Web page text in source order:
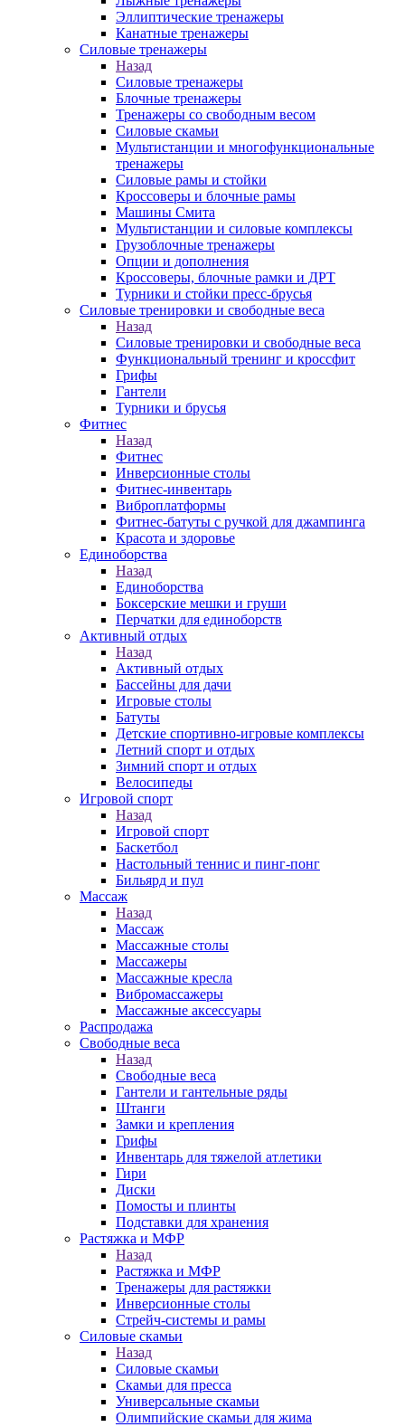
Эллиптические тренажеры
Канатные тренажеры
Силовые тренажеры
Назад
Силовые тренажеры
Блочные тренажеры
Тренажеры со свободным весом
Силовые скамьи
Мультистанции и многофункциональные
тренажеры
Силовые рамы и стойки
Кроссоверы и блочные рамы
Машины Смита
Мультистанции и силовые комплексы
Грузоблочные тренажеры
Опции и дополнения
Кроссоверы, блочные рамки и ДРТ
Турники и стойки пресс-брусья
Силовые тренировки и свободные веса
Назад
Силовые тренировки и свободные веса
Функциональный тренинг и кроссфит
Грифы
Гантели
Турники и брусья
Фитнес
Назад
Фитнес
Инверсионные столы
Фитнес-инвентарь
Виброплатформы
Фитнес-батуты с ручкой для джампинга
Красота и здоровье
Единоборства
Назад
Единоборства
Боксерские мешки и груши
Перчатки для единоборств
Активный отдых
Назад
Активный отдых
Бассейны для дачи
Игровые столы
Батуты
Детские спортивно-игровые комплексы
Летний спорт и отдых
Зимний спорт и отдых
Велосипеды
Игровой спорт
Назад
Игровой спорт
Баскетбол
Настольный теннис и пинг-понг
Бильярд и пул
Массаж
Назад
Массаж
Массажные столы
Массажеры
Массажные кресла
Вибромассажеры
Массажные аксессуары
Распродажа
Свободные веса
Назад
Свободные веса
Гантели и гантельные ряды
Штанги
Замки и крепления
Грифы
Инвентарь для тяжелой атлетики
Гири
Диски
Помосты и плинты
Подставки для хранения
Растяжка и МФР
Назад
Растяжка и МФР
Тренажеры для растяжки
Инверсионные столы
Стрейч-системы и рамы
Силовые скамьи
Назад
Силовые скамьи
Скамьи для пресса
Универсальные скамьи
Олимпийские скамьи для жима